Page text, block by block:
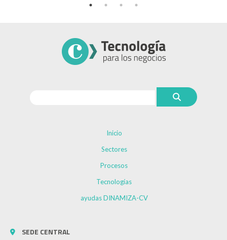
Inicio
Sectores
Procesos
Tecnologías
ayudas DINAMIZA-CV
SEDE CENTRAL